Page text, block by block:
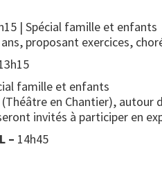
| Spécial famille et enfants
proposant exercices,
famille et enfants
en Chantier), autour
invités à participer en
– 14h45